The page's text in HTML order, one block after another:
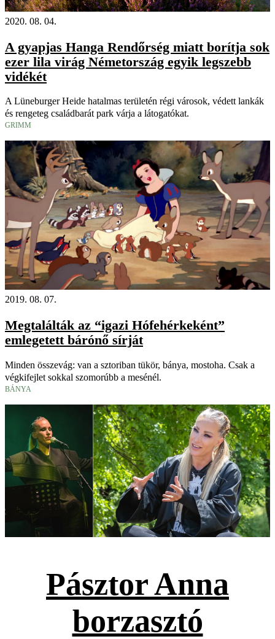
2020. 08. 04.
A gyapjas Hanga Rendőrség miatt borítja sok
ezer lila virág Németország egyik legszebb
vidékét
A Lüneburger Heide hatalmas területén régi városok, védett lankák
és rengeteg családbarát park várja a látogatókat.
GRIMM
2019. 08. 07.
Megtalálták az “igazi Hófehérkeként”
emlegetett bárónő sírját
Minden összevág: van a sztoriban tükör, bánya, mostoha. Csak a
végkifejlet sokkal szomorúbb a mesénél.
BÁNYA
Pásztor Anna
borzasztó